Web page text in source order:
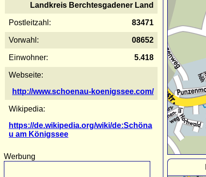
Landkreis Berchtesgadener Land
Postleitzahl: 83471
Vorwahl: 08652
Einwohner: 5.418
Webseite:
http://www.schoenau-koenigssee.com/
Wikipedia:
https://de.wikipedia.org/wiki/de:Schöna
u am Königssee
Werbung